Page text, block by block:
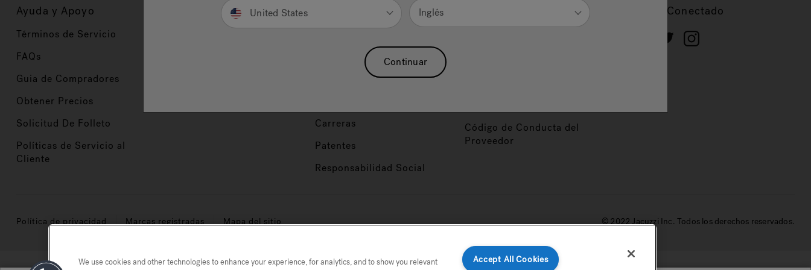
Ayuda y Apoyo
Términos de Servicio
FAQs
Guia de Compradores
Obtener Precios
Solicitud De Folleto
Políticas de Servicio al
Cliente
Propietarios Nuestra Marca
Hidroterapia
Asociaciones
Carreras
Patentes
Responsabilidad Social
Código de Conducta del
Proveedor
Mantente Conectado
Política de privacidad Marcas registradas Mapa del sitio © 2022 Jacuzzi Inc. Todos los derechos reservados.
United States Inglés
Continuar
We use cookies and other technologies to enhance your experience, for analytics, and to show you relevant
Accept All Cookies